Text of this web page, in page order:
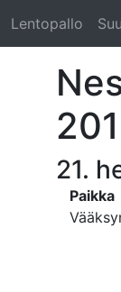
Lentopallo
21.
Paikka